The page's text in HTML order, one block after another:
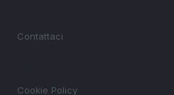
Contattaci
Cookie Policy